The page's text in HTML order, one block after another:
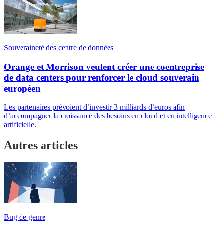
Souveraineté des centre de données
Orange et Morrison veulent créer une coentreprise
de data centers pour renforcer le cloud souverain
européen
Les partenaires prévoient d’investir 3 milliards d’euros afin
d’accompagner la croissance des besoins en cloud et en intelligence
artificielle.
Autres articles
Bug de genre